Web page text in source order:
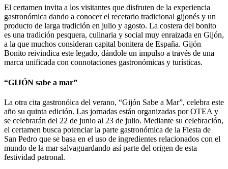
El certamen invita a los visitantes que disfruten de la experiencia
gastronómica dando a conocer el recetario tradicional gijonés y un
producto de larga tradición en julio y agosto. La costera del bonito
es una tradición pesquera, culinaria y social muy enraizada en Gijón,
a la que muchos consideran capital bonitera de España. Gijón
Bonito reivindica este legado, dándole un impulso a través de una
marca unificada con connotaciones gastronómicas y turísticas.
“GIJÓN sabe a mar”
La otra cita gastronóica del verano, “Gijón Sabe a Mar”, celebra este
año su quinta edición. Las jornadas están organizadas por OTEA y
se celebrarán del 22 de junio al 23 de julio. Mediante su celebración,
el certamen busca potenciar la parte gastronómica de la Fiesta de
San Pedro que se basa en el uso de ingredientes relacionados con el
mundo de la mar salvaguardando así parte del origen de esta
festividad patronal.